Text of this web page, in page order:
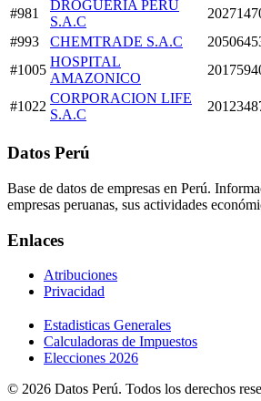
#981
DROGUERIA PERU
S.A.C
#993
CHEMTRADE S.A.C
#1005
HOSPITAL
AMAZONICO
#1022
CORPORACION LIFE
S.A.C
Datos Perú
Base de datos de empresas en Perú.
empresas peruanas, sus actividades
Enlaces
Atribuciones
Privacidad
Estadisticas Generales
Calculadoras de Impuestos
Elecciones 2026
© 2026 Datos Perú. Todos los derechos